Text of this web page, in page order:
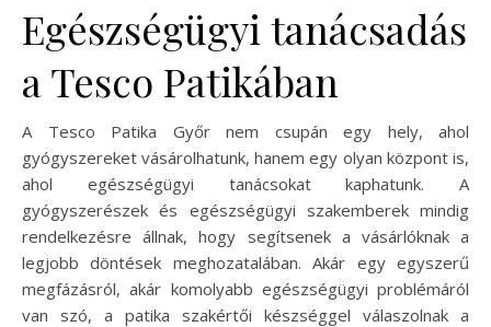
Egészségügyi tanácsadás
a Tesco Patikában
A Tesco Patika Győr nem csupán egy hely, ahol
gyógyszereket vásárolhatunk, hanem egy olyan központ is,
ahol egészségügyi tanácsokat kaphatunk. A
gyógyszerészek és egészségügyi szakemberek mindig
rendelkezésre állnak, hogy segítsenek a vásárlóknak a
legjobb döntések meghozatalában. Akár egy egyszerű
megfázásról, akár komolyabb egészségügyi problémáról
van szó, a patika szakértői készséggel válaszolnak a